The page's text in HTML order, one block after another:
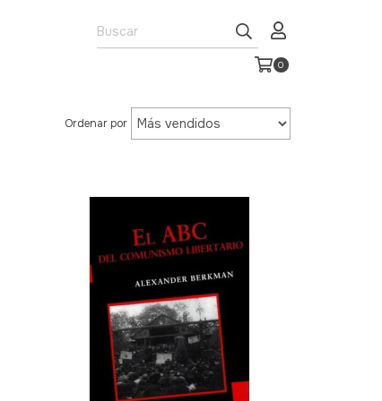
0
Ordenar por